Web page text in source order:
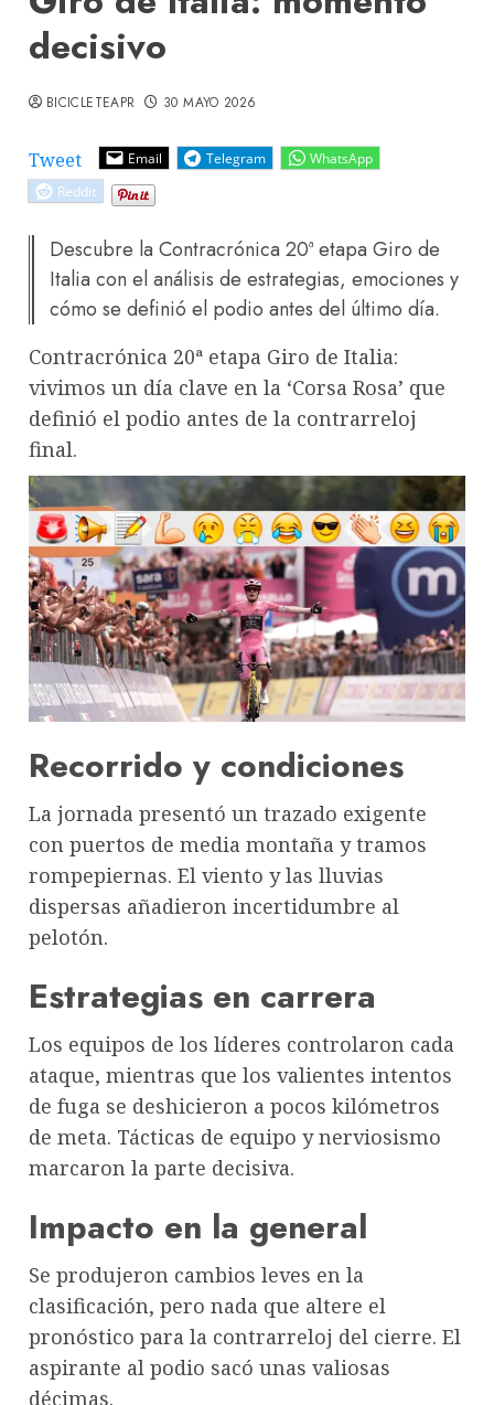
decisivo
Tweet Email Telegram
WhatsApp
Reddit
BICICLETEAPR 30 MAYO 2026
Descubre la Contracrónica 20ª etapa Giro de
Italia con el análisis de estrategias, emociones y
cómo se definió el podio antes del último día.
Contracrónica 20ª etapa Giro de Italia:
vivimos un día clave en la ‘Corsa Rosa’ que
definió el podio antes de la contrarreloj
final.
Recorrido y condiciones
La jornada presentó un trazado exigente
con puertos de media montaña y tramos
rompepiernas. El viento y las lluvias
dispersas añadieron incertidumbre al
pelotón.
Estrategias en carrera
Los equipos de los líderes controlaron cada
ataque, mientras que los valientes intentos
de fuga se deshicieron a pocos kilómetros
de meta. Tácticas de equipo y nerviosismo
marcaron la parte decisiva.
Impacto en la general
Se produjeron cambios leves en la
clasificación, pero nada que altere el
pronóstico para la contrarreloj del cierre. El
aspirante al podio sacó unas valiosas
décimas.